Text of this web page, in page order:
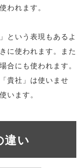
われます。
という表現もあるよ
に使われます。また
合にも使われます。
貴社」は使いませ
います。
違い